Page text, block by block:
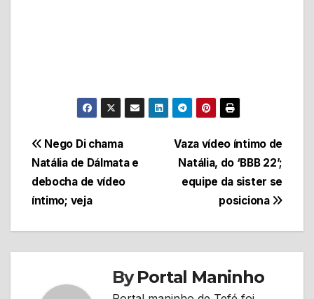
Navegação
de
Post
Vaza vídeo íntimo de
Natália, do ‘BBB 22’;
equipe da sister se
posiciona
Nego Di chama
Natália de Dálmata e
debocha de vídeo
íntimo; veja
ByPortal Maninho